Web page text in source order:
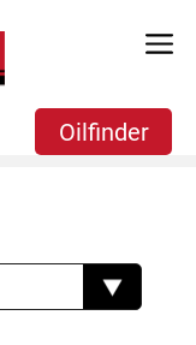
Oilfinder
Oilfinder